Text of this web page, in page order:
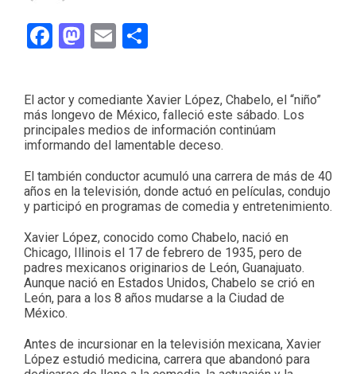
Facebook
Mastodon
Email
El actor y comediante Xavier López, Chabelo, el “niño”
más longevo de México, falleció este sábado. Los
principales medios de información continúam
imformando del lamentable deceso.
El también conductor acumuló una carrera de más de 40
años en la televisión, donde actuó en películas, condujo
y participó en programas de comedia y entretenimiento.
Xavier López, conocido como Chabelo, nació en
Chicago, Illinois el 17 de febrero de 1935, pero de
padres mexicanos originarios de León, Guanajuato.
Aunque nació en Estados Unidos, Chabelo se crió en
León, para a los 8 años mudarse a la Ciudad de
México.
Antes de incursionar en la televisión mexicana, Xavier
López estudió medicina, carrera que abandonó para